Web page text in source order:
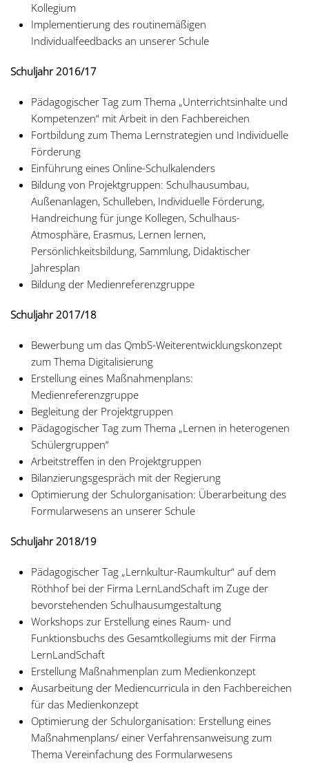
Kollegium
Implementierung des routinemäßigen
Individualfeedbacks an unserer Schule
Schuljahr 2016/17
Pädagogischer Tag zum Thema „Unterrichtsinhalte und
Kompetenzen“ mit Arbeit in den Fachbereichen
Fortbildung zum Thema Lernstrategien und Individuelle
Förderung
Einführung eines Online-Schulkalenders
Bildung von Projektgruppen: Schulhausumbau,
Außenanlagen, Schulleben, Individuelle Förderung,
Handreichung für junge Kollegen, Schulhaus-
Atmosphäre, Erasmus, Lernen lernen,
Persönlichkeitsbildung, Sammlung, Didaktischer
Jahresplan
Bildung der Medienreferenzgruppe
Schuljahr 2017/18
Bewerbung um das QmbS-Weiterentwicklungskonzept
zum Thema Digitalisierung
Erstellung eines Maßnahmenplans:
Medienreferenzgruppe
Begleitung der Projektgruppen
Pädagogischer Tag zum Thema „Lernen in heterogenen
Schülergruppen“
Arbeitstreffen in den Projektgruppen
Bilanzierungsgespräch mit der Regierung
Optimierung der Schulorganisation: Überarbeitung des
Formularwesens an unserer Schule
Schuljahr 2018/19
Pädagogischer Tag „Lernkultur-Raumkultur“ auf dem
Röthhof bei der Firma LernLandSchaft im Zuge der
bevorstehenden Schulhausumgestaltung
Workshops zur Erstellung eines Raum- und
Funktionsbuchs des Gesamtkollegiums mit der Firma
LernLandSchaft
Erstellung Maßnahmenplan zum Medienkonzept
Ausarbeitung der Mediencurricula in den Fachbereichen
für das Medienkonzept
Optimierung der Schulorganisation: Erstellung eines
Maßnahmenplans/ einer Verfahrensanweisung zum
Thema Vereinfachung des Formularwesens